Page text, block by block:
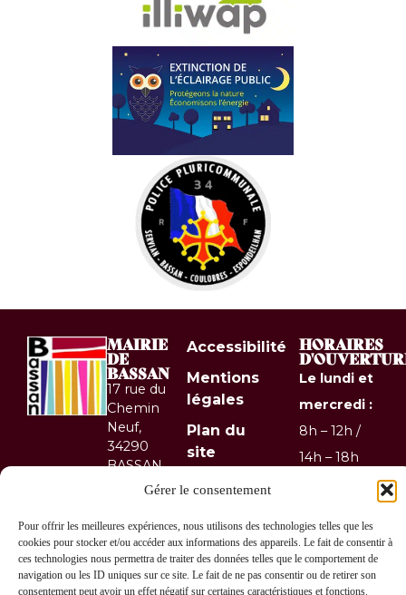
Gérer le consentement
Pour offrir les meilleures expériences, nous utilisons des technologies telles que les
cookies pour stocker et/ou accéder aux informations des appareils. Le fait de consentir à
ces technologies nous permettra de traiter des données telles que le comportement de
navigation ou les ID uniques sur ce site. Le fait de ne pas consentir ou de retirer son
consentement peut avoir un effet négatif sur certaines caractéristiques et fonctions.
MAIRIE
DE
BASSAN
17 rue du
Chemin
Neuf,
34290
BASSAN
04 67
67
Contactez-
nous !
Accessibilité
Mentions
légales
Plan du
site
Confidentialité
& GRU
développés
par Utopia
HORAIRES
Le lundi et
mercredi :
8h – 12h /
14h – 18h
8h – 12h
Le
vendredi :